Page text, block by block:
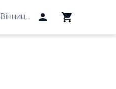
Вінницький район, Вінницька